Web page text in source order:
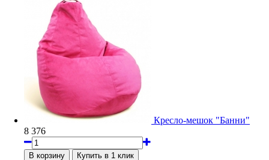
Кресло-мешок "Банни"
8 376